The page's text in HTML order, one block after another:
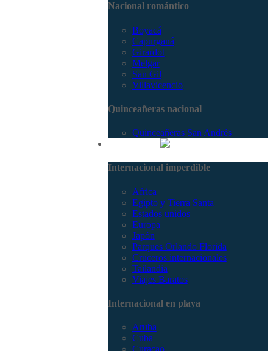
Nacional romántico
Boyacá
Capurganá
Girardot
Melgar
San Gil
Villavicencio
Quinceañeras nacional
Quinceañeras San Andrés
Internacional imperdible
Africa
Egipto y Tierra Santa
Estados unidos
Europa
Japón
Parques Orlando Florida
Cruceros internacionales
Tailandia
Viajes Baratos
Internacional en playa
Aruba
Cuba